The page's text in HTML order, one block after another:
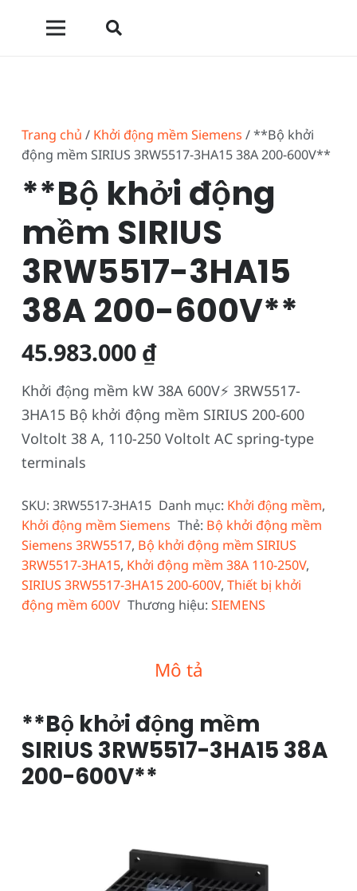
Trang chủ / Khởi động mềm Siemens / **Bộ khởi
động mềm SIRIUS 3RW5517-3HA15 38A 200-600V**
**Bộ khởi động
mềm SIRIUS
3RW5517-3HA15
38A 200-600V**
45.983.000 ₫
Khởi động mềm kW 38A 600V⚡️ 3RW5517-
3HA15 Bộ khởi động mềm SIRIUS 200-600
Voltolt 38 A, 110-250 Voltolt AC spring-type
terminals
SKU: 3RW5517-3HA15 Danh mục: Khởi động mềm,
Khởi động mềm Siemens Thẻ: Bộ khởi động mềm
Siemens 3RW5517, Bộ khởi động mềm SIRIUS
3RW5517-3HA15, Khởi động mềm 38A 110-250V,
SIRIUS 3RW5517-3HA15 200-600V, Thiết bị khởi
động mềm 600V Thương hiệu:SIEMENS
Mô tả
**Bộ khởi động mềm
SIRIUS 3RW5517-3HA15 38A
200-600V**